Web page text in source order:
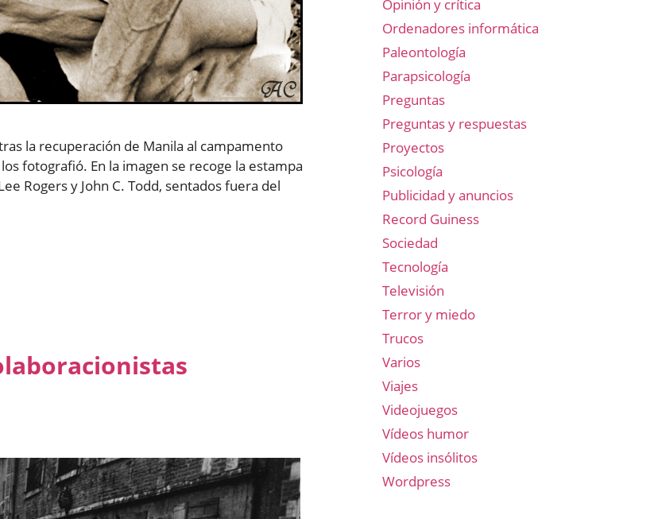
la recuperación de Manila al campamento
fotografió. En la imagen se recoge la estampa
Rogers y John C. Todd, sentados fuera del
Opinión y crítica
Ordenadores informática
Paleontología
Parapsicología
Preguntas
Preguntas y respuestas
Proyectos
Psicología
Publicidad y anuncios
Record Guiness
Sociedad
Tecnología
Televisión
Terror y miedo
Trucos
Varios
Viajes
Videojuegos
Vídeos humor
Vídeos insólitos
Wordpress